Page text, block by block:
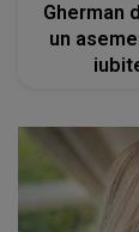
Gherman
un